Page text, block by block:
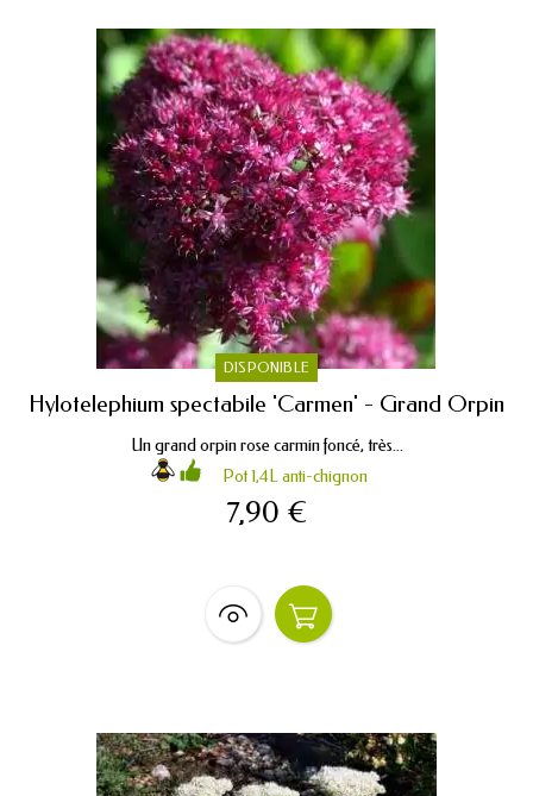
DISPONIBLE
Hylotelephium spectabile 'Carmen' - Grand Orpin
Un grand orpin rose carmin foncé, très...
Pot 1,4L anti-chignon
7,90 €